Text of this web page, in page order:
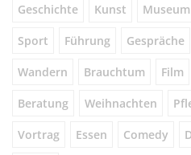
Geschichte Kunst Museum
Sport Führung Gespräche
Wandern Brauchtum Film
Beratung Weihnachten
Vortrag Essen Comedy